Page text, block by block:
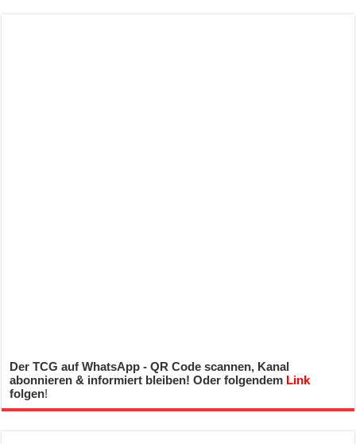
Der TCG auf WhatsApp - QR Code scannen, Kanal
abonnieren & informiert bleiben! Oder folgendem Link
folgen!